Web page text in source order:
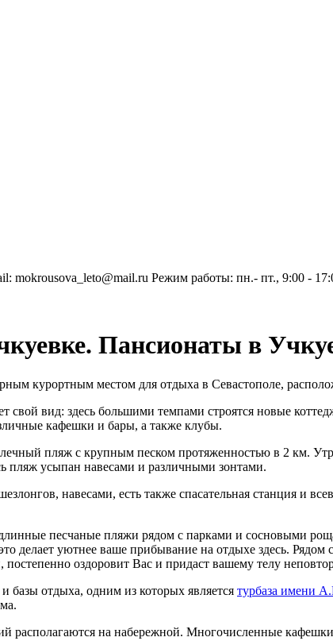
mokrousova_leto@mail.ru Режим работы: пн.- пт., 9:00 -
Пансионаты в
курортным местом для отдыха в Севастополе,
свой вид: здесь большими темпами строятся новые
кафешки и бары, а также клубы.
пляж с крупным песком протяженностью в 2 км.
пляж усыпан навесами и различными зонтами.
навесами, есть также спасательная станция и
песчаные пляжи рядом с парками и сосновыми
уютнее ваше прибывание на отдыхе здесь. Рядом
оздоровит Вас и придаст вашему телу
базы отдыха, одним из которых является турбаза имени
располагаются на набережной. Многочисленные